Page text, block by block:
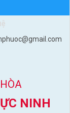
NINH